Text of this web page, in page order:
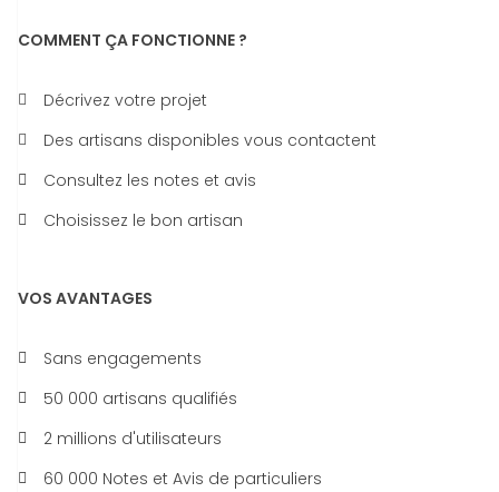
COMMENT ÇA FONCTIONNE ?
Décrivez votre projet
Des artisans disponibles vous contactent
Consultez les notes et avis
Choisissez le bon artisan
VOS AVANTAGES
Sans engagements
50 000 artisans qualifiés
2 millions d'utilisateurs
60 000 Notes et Avis de particuliers